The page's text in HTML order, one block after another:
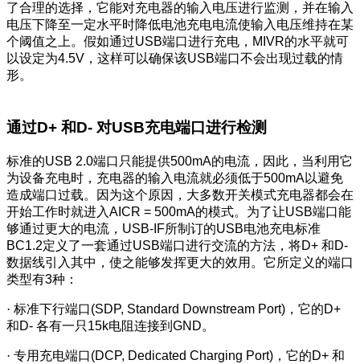
了合理的选择，它能对充电器的输入电压进行监测，并在输入
电压下降至一定水平时降低电池充电电流使输入电压维持在某
个阈值之上。假如通过USB端口进行充电，MIVR的水平就可
以设定为4.5V，这样可以确保该USB端口不会出现过载的情
形。
通过D+ 和D- 对USB充电端口进行检测
标准的USB 2.0端口只能提供500mA的电流，因此，当利用它
为设备充电时，充电器的输入电流就必须低于500mA以避免
造成端口过载。因为这个原因，大多数开关模式充电器都会在
开始工作时就进入AICR = 500mA的模式。为了让USB端口能
够通过更大的电流，USB-IF所制订的USB电池充电标准
BC1.2定义了一套通过USB端口进行交流的方法，将D+ 和D-
数据线引入其中，使之能够发挥更大的效用。它所定义的端口
类型有3种：
· 标准下行端口(SDP, Standard Downstream Port)，它的D+
和D- 各有一只15k电阻连接到GND。
· 专用充电端口(DCP, Dedicated Charging Port)，它的D+ 和